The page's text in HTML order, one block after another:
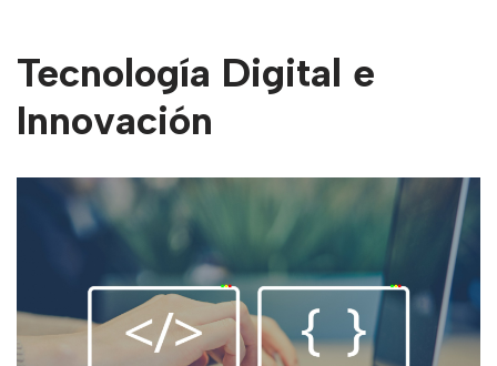
Tecnología Digital e
Innovación